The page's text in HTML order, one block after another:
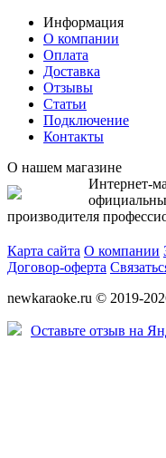
Информация
О компании
Оплата
Доставка
Отзывы
Статьи
Подключение
Контакты
О нашем магазине
Интернет-
производителя
Карта сайта О компании
Договор-оферта
newkaraoke.ru © 2019-
Оставьте отзыв на